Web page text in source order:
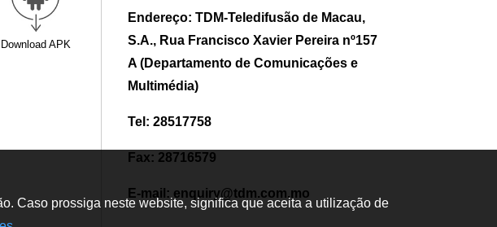
de isenção de taxas
para voos afectados
2026-08-08 08:56
de 2026
120
Download APK
Endereço: TDM-Teledifusão de Macau,
S.A., Rua Francisco Xavier Pereira nº157
A (Departamento de Comunicações e
Multimédia)
Tel: 28517758
Fax: 28716579
E-mail: enquiry@tdm.com.mo
Caso prossiga neste website, significa que aceita a utilização de